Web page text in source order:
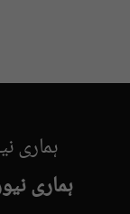
ہماری
ہماری